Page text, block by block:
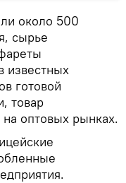
около 500
сырье
известных
готовой
товар
оптовых рынках.